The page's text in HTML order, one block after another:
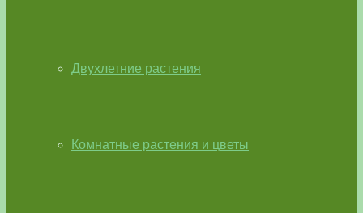
Двухлетние растения
Комнатные растения и цветы